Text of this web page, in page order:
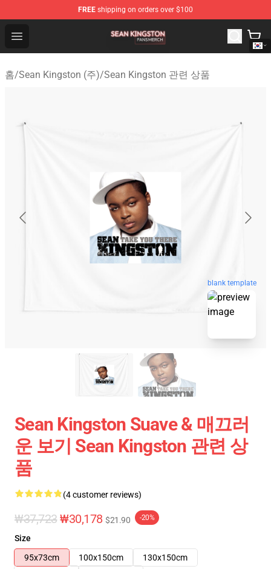
FREE shipping on orders over $100
Open menu
Sean Kingston Shop - Official Sean Kingston
홈/Sean Kingston (주)/Sean Kingston 관련 상품
blank template
Sean Kingston Suave & 매끄러
운 보기 Sean Kingston 관련 상
품
(4 customer reviews)
₩37,723 ₩30,178 $21.90 -20%
Size
95x73cm
100x150cm
130x150cm